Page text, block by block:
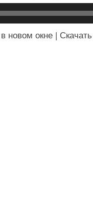
новом окне | Скачать